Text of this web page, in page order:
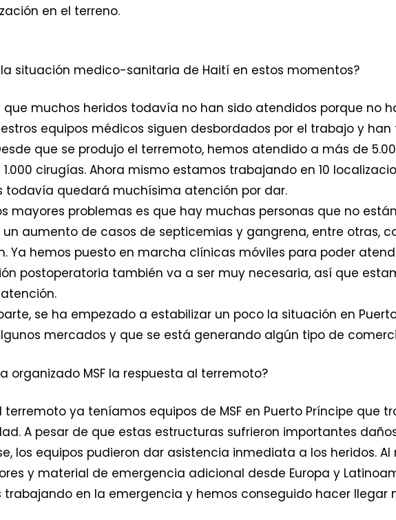
en el terreno.
la situación medico-sanitaria de Haití en estos momentos?
que muchos heridos todavía no han sido atendidos porque no
equipos médicos siguen desbordados por el trabajo y
que se produjo el terremoto, hemos atendido a más de
cirugías. Ahora mismo estamos trabajando en 10
todavía quedará muchísima atención por dar.
mayores problemas es que hay muchas personas que no
un aumento de casos de septicemias y gangrena, entre otras,
Ya hemos puesto en marcha clínicas móviles para poder
postoperatoria también va a ser muy necesaria, así que
se ha empezado a estabilizar un poco la situación en
mercados y que se está generando algún tipo de
organizado MSF la respuesta al terremoto?
terremoto ya teníamos equipos de MSF en Puerto Príncipe que
A pesar de que estas estructuras sufrieron importantes
los equipos pudieron dar asistencia inmediata a los heridos.
y material de emergencia adicional desde Europa y
trabajando en la emergencia y hemos conseguido hacer